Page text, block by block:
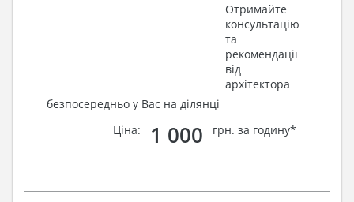
Отримайте
консультацію
та
рекомендації
від
архітектора
безпосередньо у Вас на ділянці
Ціна:
1 000 грн. за годину*